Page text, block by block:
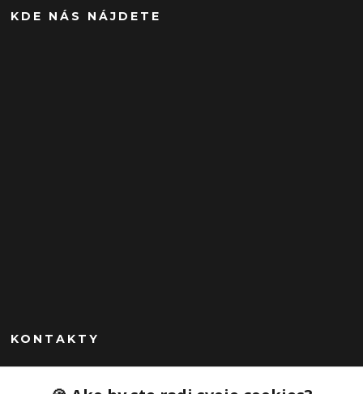
KDE NÁS NÁJDETE
KONTAKTY
Peknekabelky.sk